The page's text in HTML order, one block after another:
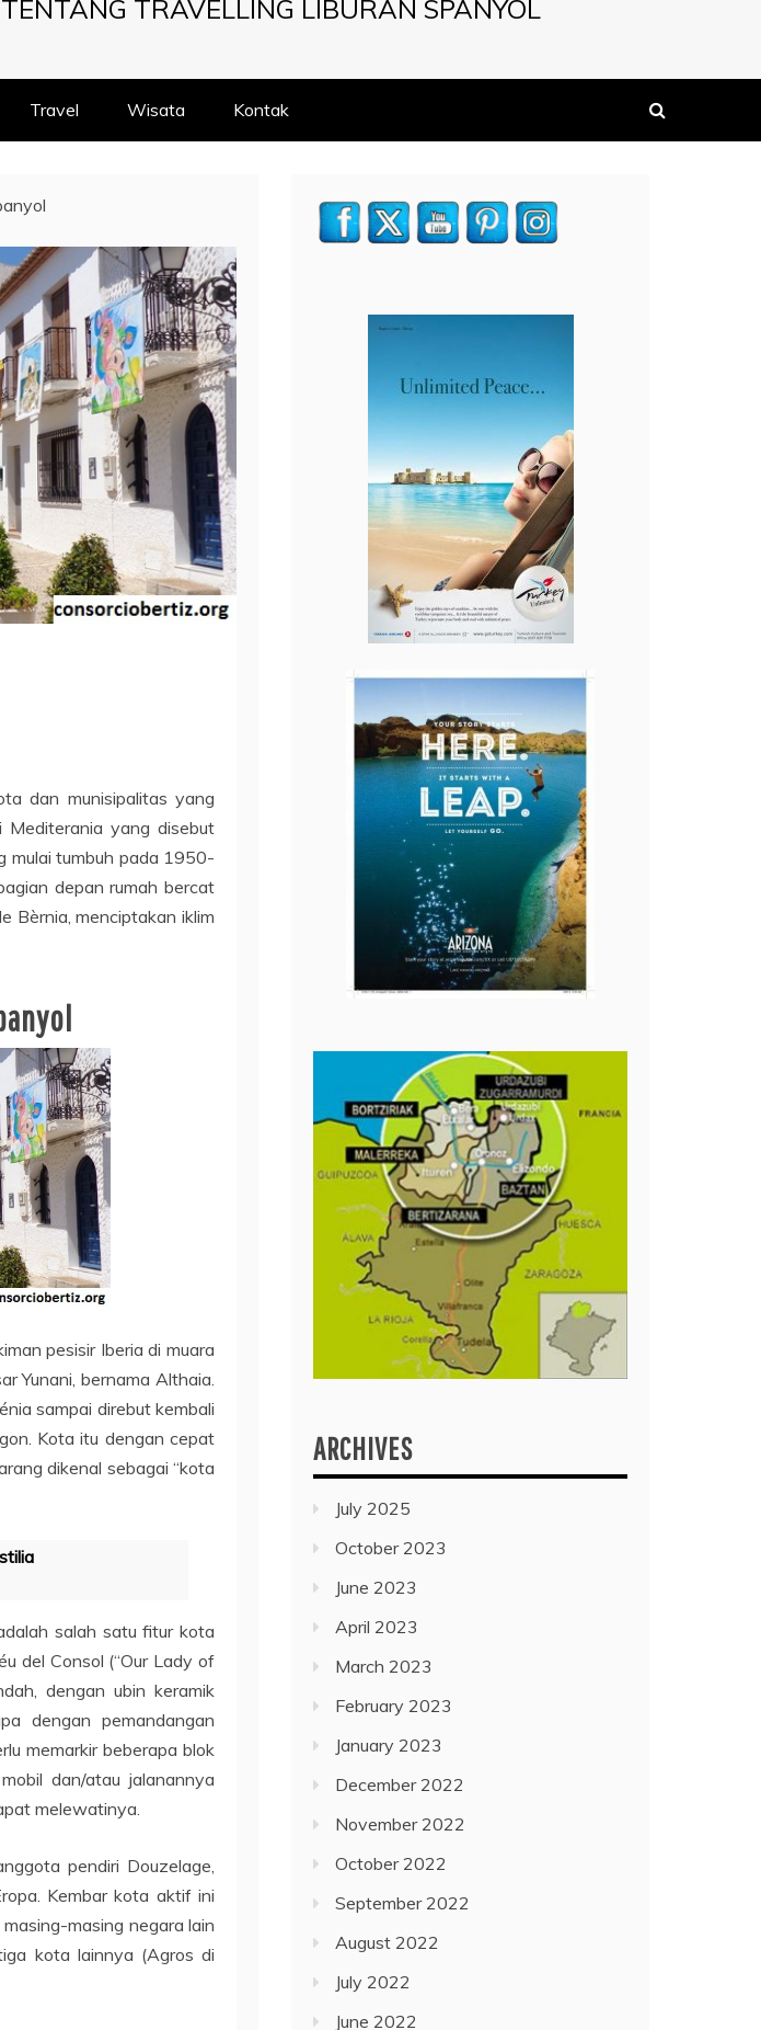
TRAVELLING LIBURAN SPANYOL
Travel Wisata Kontak
dan munisipalitas yang
yang disebut
mulai tumbuh pada 1950-
depan rumah bercat
Bèrnia, menciptakan iklim
pesisir Iberia di muara
Yunani, bernama Althaia.
sampai direbut kembali
Kota itu dengan cepat
dikenal sebagai “kota
salah satu fitur kota
del Consol (“Our Lady of
dengan ubin keramik
dengan pemandangan
memarkir beberapa blok
dan/atau jalanannya
melewatinya.
pendiri Douzelage,
Kembar kota aktif ini
masing negara lain
kota lainnya (Agros di
ARCHIVES
July 2025
October 2023
June 2023
April 2023
March 2023
February 2023
January 2023
December 2022
November 2022
October 2022
September 2022
August 2022
July 2022
June 2022